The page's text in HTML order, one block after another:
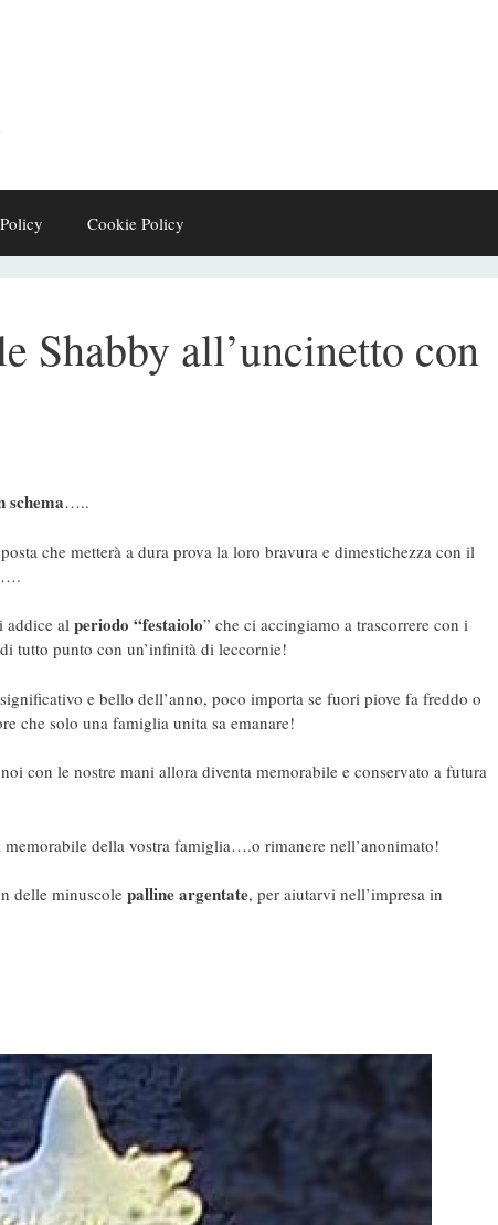
Cookie Policy
Shabby all’uncinetto con
schema…..
che metterà a dura prova la loro bravura e dimestichezza con il
addice al periodo “festaiolo” che ci accingiamo a trascorrere con i
di tutto punto con un’infinità di leccornie!
e bello dell’anno, poco importa se fuori piove fa freddo o
che solo una famiglia unita sa emanare!
con le nostre mani allora diventa memorabile e conservato a futura
memorabile della vostra famiglia….o rimanere nell’anonimato!
delle minuscolepalline argentate, per aiutarvi nell’impresa in